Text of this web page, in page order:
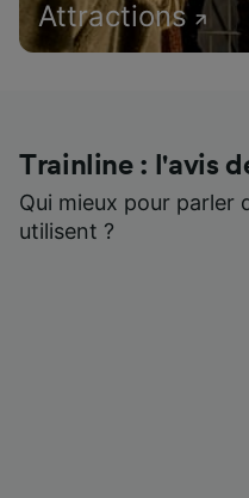
Attractions
Trainline : l'avis
Qui mieux pour parler
utilisent ?